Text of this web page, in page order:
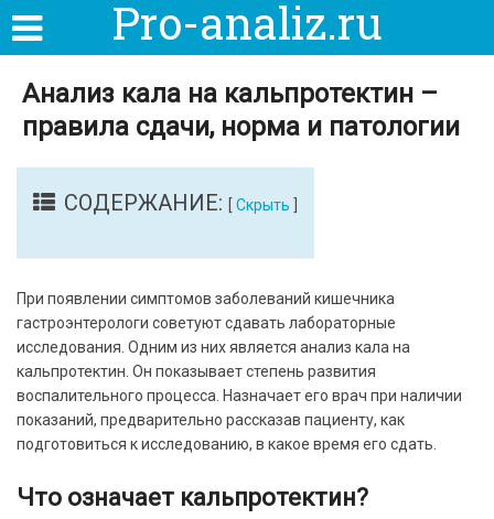
Pro-analiz.ru
Анализ кала на кальпротектин –
правила сдачи, норма и патологии
СОДЕРЖАНИЕ: [ Скрыть
При появлении симптомов заболеваний кишечника
гастроэнтерологи советуют сдавать лабораторные
исследования. Одним из них является анализ кала на
кальпротектин. Он показывает степень развития
воспалительного процесса. Назначает его врач при наличии
показаний, предварительно рассказав пациенту, как
подготовиться к исследованию, в какое время его сдать.
Что означает кальпротектин?